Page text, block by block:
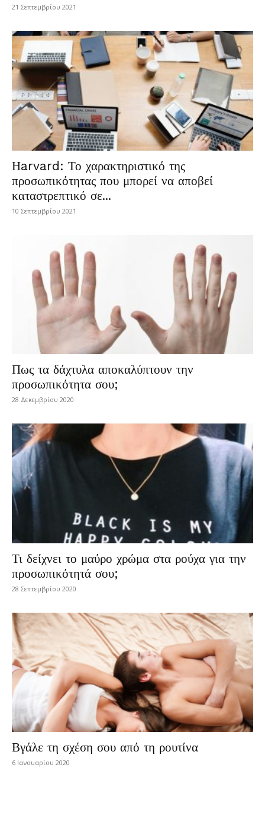
21 Σεπτεμβρίου 2021
Ηarvard: Το χαρακτηριστικό της
προσωπικότητας που μπορεί να αποβεί
καταστρεπτικό σε...
10 Σεπτεμβρίου 2021
Πως τα δάχτυλα αποκαλύπτουν την
προσωπικότητα σου;
28 Δεκεμβρίου 2020
Τι δείχνει το μαύρο χρώμα στα ρούχα για την
προσωπικότητά σου;
28 Σεπτεμβρίου 2020
Βγάλε τη σχέση σου από τη ρουτίνα
6 Ιανουαρίου 2020